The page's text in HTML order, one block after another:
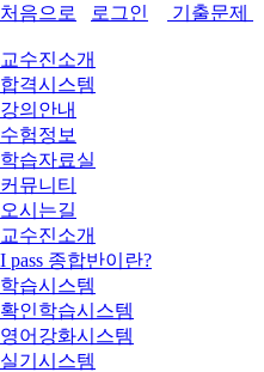
처음으로 로그인 기출문제
교수진소개
합격시스템
강의안내
수험정보
학습자료실
커뮤니티
오시는길
교수진소개
I pass 종합반이란?
학습시스템
확인학습시스템
영어강화시스템
실기시스템